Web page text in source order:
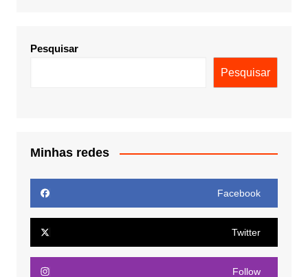
Pesquisar
Pesquisar
Minhas redes
Facebook
Twitter
Follow